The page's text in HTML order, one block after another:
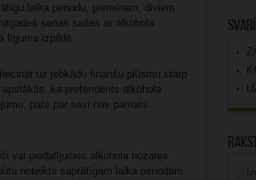
laika periodu, piemēram, diviem
senas saites ar alkohola
līguma izpildē.
uz jebkādu finanšu plūsmu starp
ka pretendents alkohola
pats par sevi nav pamats
vai piedalījušies alkohola nozares
noteikts saprātīgam laika periodam.